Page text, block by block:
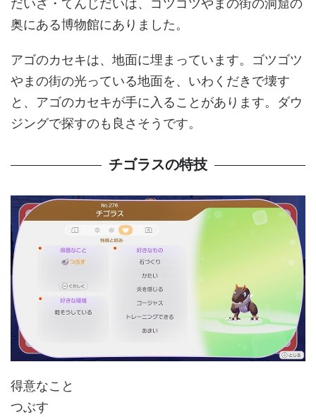
だいざ・てんじだいは、ゴツゴツやまの街の洞窟の
奥にある博物館にありました。
アゴのカセキは、地面に埋まっています。ゴツゴツ
やまの街の光っている地面を、いわくだきで壊す
と、アゴのカセキが手に入ることがあります。ダウ
ジングで探すのも良さそうです。
チゴラスの特技
得意なこと
つぶす